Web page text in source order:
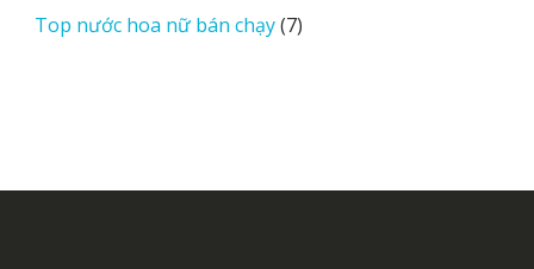
phẩm
Top nước hoa nữ bán chạy 77